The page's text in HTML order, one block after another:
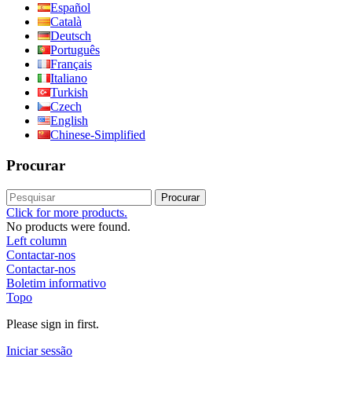
Español
Català
Deutsch
Português
Français
Italiano
Turkish
Czech
English
Chinese-Simplified
Procurar
Procurar
Click for more products.
No products were found.
Left column
Contactar-nos
Contactar-nos
Boletim informativo
Topo
Please sign in first.
Iniciar sessão